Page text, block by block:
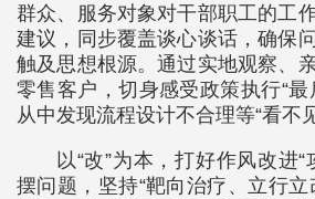
群众、服务对象对干部职工的工
建议，同步覆盖谈心谈话，确保
触及思想根源。通过实地观察、
零售客户，切身感受政策执行“最
从中发现流程设计不合理等“看不
以“改”为本，打好作风改进
摆问题，坚持“靶向治疗、立行立